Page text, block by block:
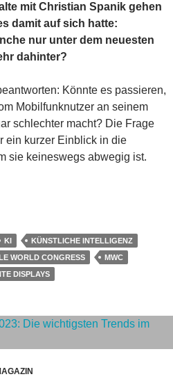
mit Christian Spanik gehen
damit auf sich hatte:
nur unter dem neuesten
dahinter?
Könnte es passieren,
Mobilfunknutzer an seinem
schlechter macht? Die Frage
ein kurzer Einblick in die
sie keineswegs abwegig ist.
Alles nur Show oder alles auf
KI
KÜNSTLICHE INTELLIGENZ
WORLD CONGRESS
MWC
DISPLAYS